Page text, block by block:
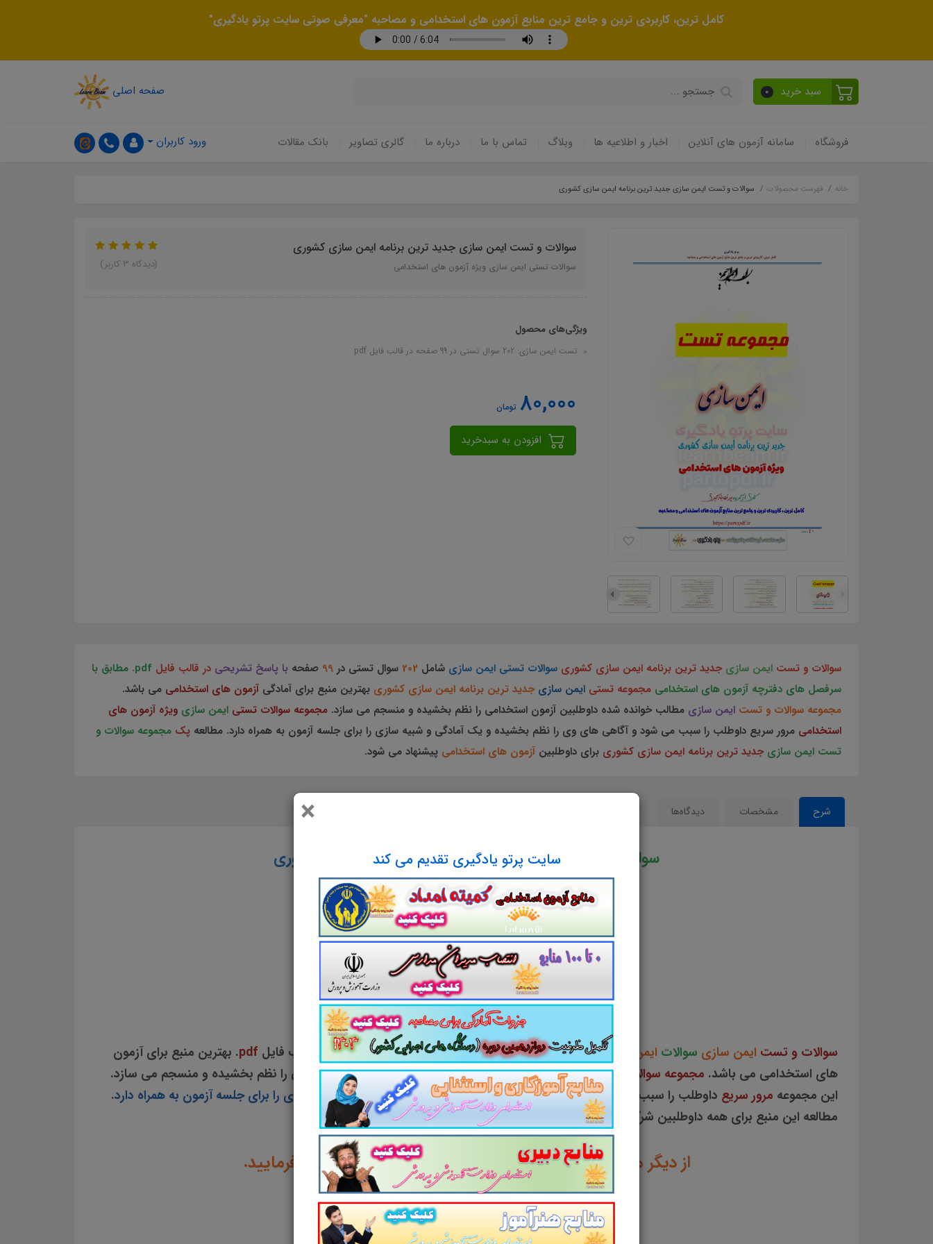
کامل ترین، کاربردی ترین و جامع ترین منابع آزمون های استخدامی و مصاحبه "معرفی صوتی سایت پرتو یادگیری"
سبد خرید 0 صفحه اصلی
فروشگاه سامانه آزمون های آنلاین اخبار و اطلاعیه ها وبلاگ تماس با ما درباره ما گالری تصاویر بانک مقالات ورود کاربران
×
سایت پرتو یادگیری تقدیم می کند
خانه فهرست محصولات سوالات و تست ایمن سازی جدید ترین برنامه ایمن سازی کشوری
سوالات و تست ایمن سازی جدید ترین برنامه ایمن سازی کشوری
سوالات تستی ایمن سازی ویژه آزمون های استخدامی (دیدگاه 3 کاربر)
ویژگی‌های محصول
تست ایمن سازی: 202 سوال تستی در 99 صفحه در قالب فایل pdf
80,000 تومان
سوالات و تست ایمن سازی جدید ترین برنامه ایمن سازی کشوری سوالات تستی ایمن سازی شامل 202 سوال تستی در 99 صفحه با پاسخ تشریحی در قالب فایل
pdf. مطابق با
سرفصل های دفترچه آزمون های استخدامی مجموعه تستی ایمن سازی جدید ترین برنامه ایمن سازی کشوری بهترین منبع برای آمادگی آزمون های استخدامی می باشد.
مجموعه سوالات و تست ایمن سازی مطالب خوانده شده داوطلبین آزمون استخدامی را نظم بخشیده و منسجم می سازد. مجموعه سوالات تستی ایمن سازی ویژه آزمون های
استخدامی مرور سریع داوطلب را سبب می شود و آگاهی های وی را نظم بخشیده و یک آمادگی و شبیه سازی را برای جلسه آزمون به همراه دارد. مطالعه پک مجموعه سوالات و
تست ایمن سازی جدید ترین برنامه ایمن سازی کشوری برای داوطلبین آزمون های استخدامی پیشنهاد می شود.
شرح مشخصات دیدگاه‌ها
سوالات تستی ایمن سازی جدید ترین برنامه ایمن سازی کشوری
ویژه آزمون های استخدامی کشور
سازی نمونه سوالات ایمن سازی تست چهار جوابی از نکات کلیدی ایمن سازی نکات طلایی ایمن سازی برای آزمون استخدامی دانلود رایگان سوالات تستی ایمن سازی
مجموعه سوالات و تستایمن سازی با پاسخ تشریحی
سوالات و تست ایمن سازی سوالات ایمن سازیشامل202سوال تستی در99صفحهبا پاسخ تشریحی در قالب فایل pdf. بهترین منبع برای آزمون
های استخدامی می باشد. مجموعه سوالات تستیایمن سازیمطالب خوانده شده داوطلبین آزمون استخدامی را نظم بخشیده و منسجم می سازد.
این مجموعه مرور سریع داوطلب را سبب می شود و آگاهی های وی رانظم بخشیده و یک آمادگی و شبیه سازی را برای جلسه آزمون به همراه دارد.
مطالعه این منبع برای همه داوطلبین شرکت کننده در
آزمون های استخدامیپیشنهاد می شود.
از دیگر منابع آزمون استخدامی در سایت پرتو یادگیری دیدن فرمایید.
و
در یک نمای کلی: